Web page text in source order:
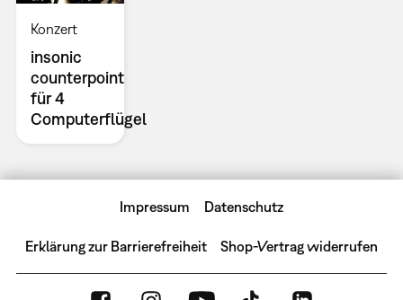
Konzert
insonic
counterpoint
für 4
Computerflügel
Impressum Datenschutz
Erklärung zur Barrierefreiheit Shop-Vertrag widerrufen